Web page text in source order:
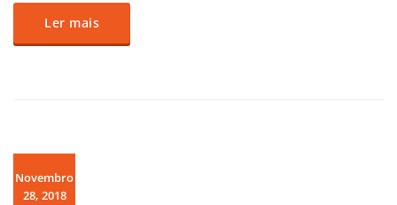
Ler mais
Novembro
28, 2018